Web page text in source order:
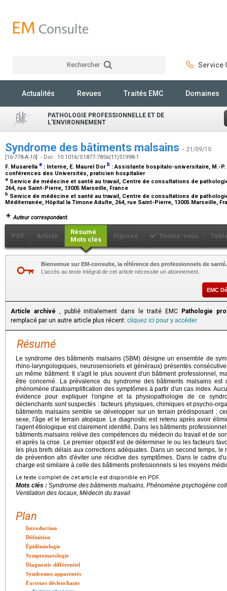
Rechercher Service
Actualités Revues Traités EMC Domaines
PATHOLOGIE PROFESSIONNELLE ET DE
L'ENVIRONNEMENT
Syndrome des bâtiments malsains - 21/09/10
[16-778-A-10] - Doi : 10.1016/S1877-7856(11)51998-1
F. Musarella a : Interne, E. Maurel Dor b :Assistante hospitalo-universitaire, M.-
conférences des Universités, praticien hospitalier
a Service de médecine et santé au travail, Centre de consultations de
264, rue Saint-Pierre, 13005 Marseille, France
b Service de médecine et santé au travail, Centre de consultations de
Méditerranée, Hôpital la Timone Adulte, 264, rue Saint-Pierre, 13005 Marseille,
Auteur correspondant.
PDF Article
Résumé
Mots clés
Figures Testez-vous
Bienvenue sur EM-consulte, la référence des professionnels de santé.
L’accès au texte intégral de cet article nécessite un abonnement.
EMC
Article archivé , publié initialement dans le traité EMC Pathologie
remplacé par un autre article plus récent: cliquez ici pour y accéder
Résumé
Le syndrome des bâtiments malsains (SBM) désigne un ensemble de
rhino-laryngologiques, neurosensoriels et généraux) présentés
un même bâtiment. Il s'agit le plus souvent d'un bâtiment professionnel,
être concerné. La prévalence du syndrome des bâtiments malsains
phénomène d'autoamplification des symptômes à partir d'un cas index.
évidence pour expliquer l'origine et la physiopathologie de ce
déclenchants sont suspectés : facteurs physiques, chimiques et psycho-
bâtiments malsains semble se développer sur un terrain prédisposant ;
sexe, l'âge et le terrain atopique. Le diagnostic est retenu après avoir
l'agent étiologique est clairement identifié. Dans les bâtiments
bâtiments malsains relève des compétences du médecin du travail et de
et après la crise. Le premier objectif est de déterminer le ou les facteurs
les plus brefs délais aux corrections adéquates. Dans un second temps,
de prévention afin d'éviter une récidive des symptômes. Dans le cadre
charge est similaire à celle des bâtiments professionnels si les moyens
Le texte complet de cet article est disponible en PDF.
Mots clés : Syndrome des bâtiments malsains, Phénomène psychogène
Ventilation des locaux, Médecin du travail
Plan
Introduction
Définition
Épidémiologie
Symptomatologie
Diagnostic différentiel
Syndromes apparentés
Facteurs déclenchants